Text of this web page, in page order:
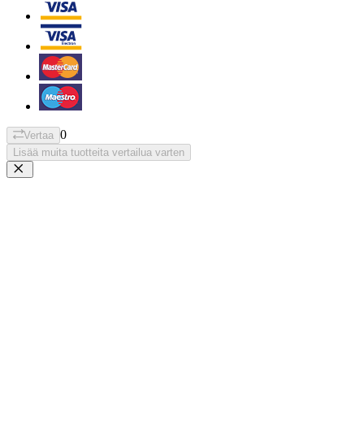
Vertaa 0
Lisää muita tuotteita vertailua varten